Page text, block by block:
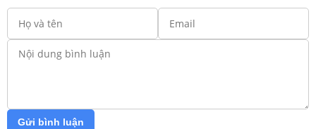
Gửi bình luận